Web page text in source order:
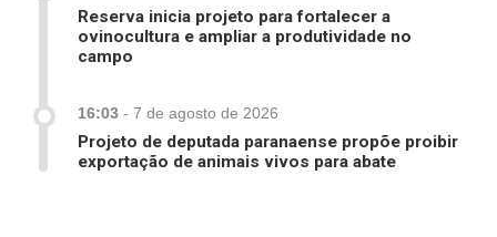
Reserva inicia projeto para fortalecer a
ovinocultura e ampliar a produtividade no
campo
16:03 - 7 de agosto de 2026
Projeto de deputada paranaense propõe proibir
exportação de animais vivos para abate